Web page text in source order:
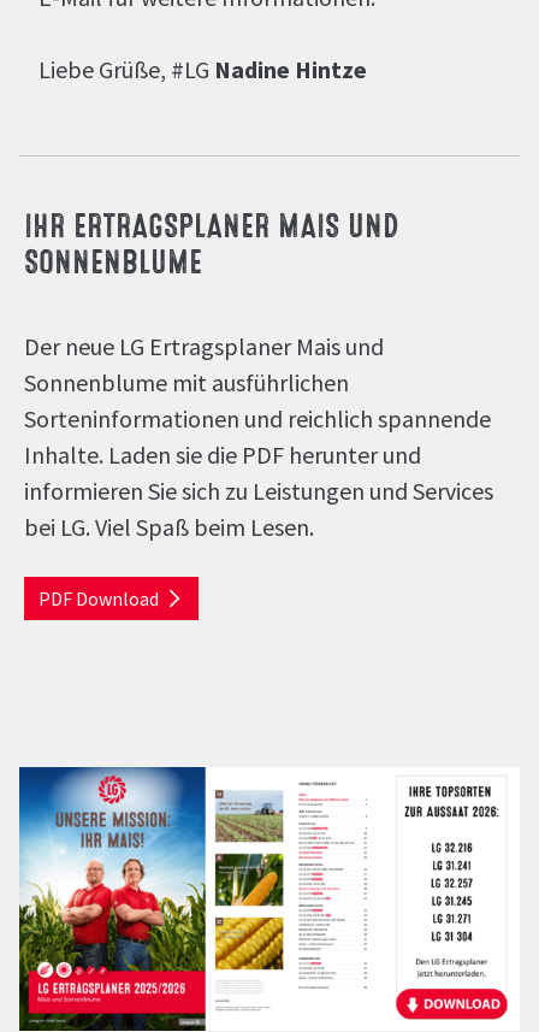
Liebe Grüße, #LG Nadine Hintze
IHR ERTRAGSPLANER MAIS UND
SONNENBLUME
Der neue LG Ertragsplaner Mais und
Sonnenblume mit ausführlichen
Sorteninformationen und reichlich spannende
Inhalte. Laden sie die PDF herunter und
informieren Sie sich zu Leistungen und Services
bei LG. Viel Spaß beim Lesen.
PDF Download